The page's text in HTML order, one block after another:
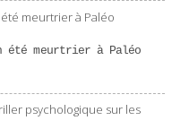
été meurtrier à Paléo